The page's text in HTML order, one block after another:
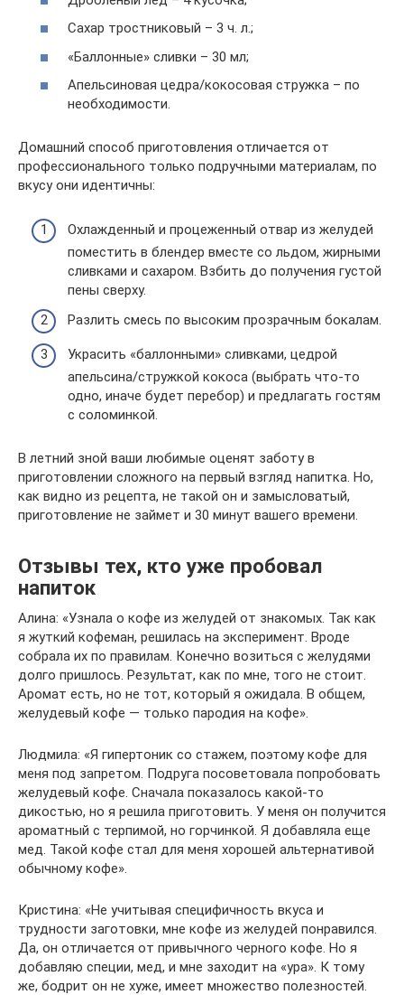
Сахар тростниковый – 3 ч. л.;
«Баллонные» сливки – 30 мл;
Апельсиновая цедра/кокосовая стружка – по
необходимости.
Домашний способ приготовления отличается от
профессионального только подручными материалам, по
вкусу они идентичны:
Охлажденный и процеженный отвар из желудей
поместить в блендер вместе со льдом, жирными
сливками и сахаром. Взбить до получения густой
пены сверху.
Разлить смесь по высоким прозрачным бокалам.
Украсить «баллонными» сливками, цедрой
апельсина/стружкой кокоса (выбрать что-то
одно, иначе будет перебор) и предлагать гостям
с соломинкой.
В летний зной ваши любимые оценят заботу в
приготовлении сложного на первый взгляд напитка. Но,
как видно из рецепта, не такой он и замысловатый,
приготовление не займет и 30 минут вашего времени.
Отзывы тех, кто уже пробовал
напиток
Алина: «Узнала о кофе из желудей от знакомых. Так как
я жуткий кофеман, решилась на эксперимент. Вроде
собрала их по правилам. Конечно возиться с желудями
долго пришлось. Результат, как по мне, того не стоит.
Аромат есть, но не тот, который я ожидала. В общем,
желудевый кофе — только пародия на кофе».
Людмила: «Я гипертоник со стажем, поэтому кофе для
меня под запретом. Подруга посоветовала попробовать
желудевый кофе. Сначала показалось какой-то
дикостью, но я решила приготовить. У меня он получится
ароматный с терпимой, но горчинкой. Я добавляла еще
мед. Такой кофе стал для меня хорошей альтернативой
обычному кофе».
Кристина: «Не учитывая специфичность вкуса и
трудности заготовки, мне кофе из желудей понравился.
Да, он отличается от привычного черного кофе. Но я
добавляю специи, мед, и мне заходит на «ура». К тому
же, бодрит он не хуже, имеет множество полезностей.